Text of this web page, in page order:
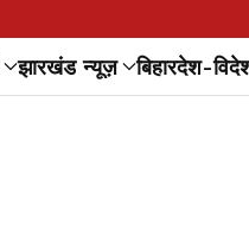
झारखंड न्यूज़ बिहारदेश-